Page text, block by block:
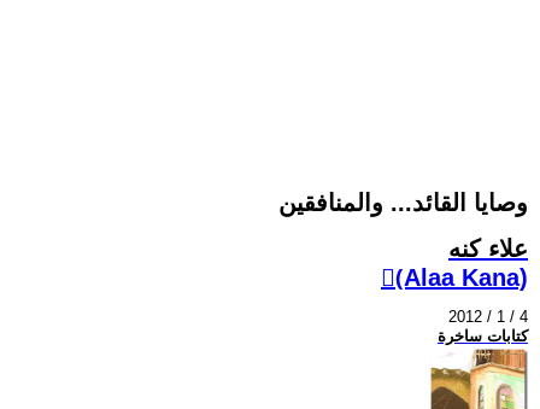
وصايا القائد... والمنافقين
علاء كنه
(ِAlaa Kana)
2012 / 1 / 4
كتابات ساخرة